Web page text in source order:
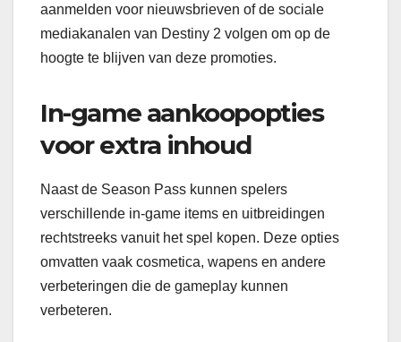
aanmelden voor nieuwsbrieven of de sociale
mediakanalen van Destiny 2 volgen om op de
hoogte te blijven van deze promoties.
In-game aankoopopties
voor extra inhoud
Naast de Season Pass kunnen spelers
verschillende in-game items en uitbreidingen
rechtstreeks vanuit het spel kopen. Deze opties
omvatten vaak cosmetica, wapens en andere
verbeteringen die de gameplay kunnen
verbeteren.